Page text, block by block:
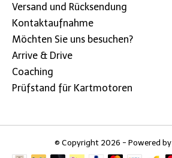
Versand und Rücksendung
Kontaktaufnahme
Möchten Sie uns besuchen?
Arrive & Drive
Coaching
Prüfstand für Kartmotoren
© Copyright 2026 - Powered by